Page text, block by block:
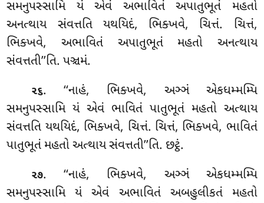
સમનુપસ્સામિ યં એવં અભાવિતં અપાતુભૂતં મહતો
અનત્થાય સંવત્તતિ યથયિદં, ભિક્ખવે, ચિત્તં. ચિત્તં,
ભિક્ખવે, અભાવિતં અપાતુભૂતં મહતો અનત્થાય
સંવત્તતી’’તિ. પઞ્ચમં.
૨૬. ‘‘નાહં, ભિક્ખવે, અઞ્ઞં એકધમ્મમ્પિ
સમનુપસ્સામિયં એવં ભાવિતં પાતુભૂતં મહતો અત્થાય
સંવત્તતિ યથયિદં, ભિક્ખવે, ચિત્તં. ચિત્તં, ભિક્ખવે, ભાવિતં
પાતુભૂતં મહતો અત્થાય સંવત્તતી’’તિ. છટ્ઠં.
૨૭. ‘‘નાહં, ભિક્ખવે, અઞ્ઞં એકધમ્મમ્પિ
સમનુપસ્સામિ યં એવં અભાવિતં અબહુલીકતં મહતો